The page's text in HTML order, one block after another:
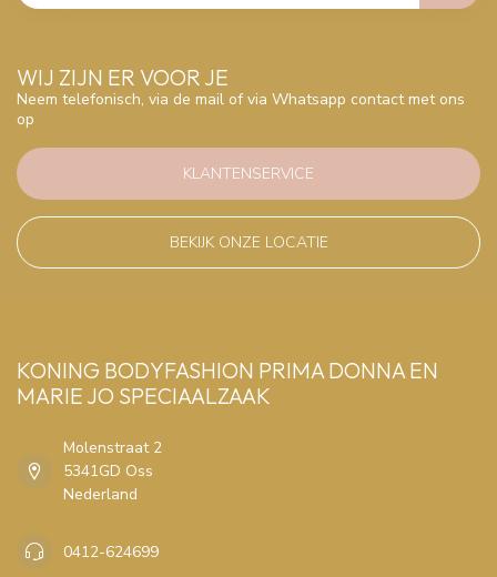
WIJ ZIJN ER VOOR JE
Neem telefonisch, via de mail of via Whatsapp contact met ons
op
KLANTENSERVICE
BEKIJK ONZE LOCATIE
KONING BODYFASHION PRIMA DONNA EN
MARIE JO SPECIAALZAAK
Molenstraat 2
5341GD Oss
Nederland
0412-624699